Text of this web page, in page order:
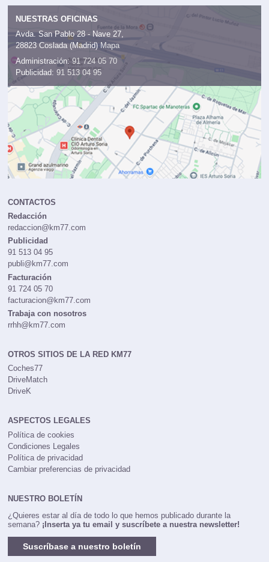
NUESTRAS OFICINAS
Avda. San Pablo 28 - Nave 27,
28823 Coslada (Madrid) Mapa
Administración: 91 724 05 70
Publicidad: 91 513 04 95
CONTACTOS
Redacción
redaccion@km77.com
Publicidad
91 513 04 95
publi@km77.com
Facturación
91 724 05 70
facturacion@km77.com
Trabaja con nosotros
rrhh@km77.com
OTROS SITIOS DE LA RED KM77
Coches77
DriveMatch
DriveK
ASPECTOS LEGALES
Política de cookies
Condiciones Legales
Política de privacidad
Cambiar preferencias de privacidad
NUESTRO BOLETÍN
¿Quieres estar al día de todo lo que hemos publicado durante la
semana? ¡Inserta ya tu email y suscríbete a nuestra newsletter!
Suscríbase a nuestro boletín